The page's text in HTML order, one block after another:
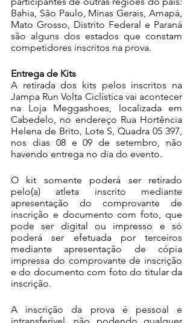
Bahia, São Paulo, Minas Gerais, Amapá,
Mato Grosso, Distrito Federal e Paraná
são alguns dos estados que constam
competidores inscritos na prova.
Entrega de Kits
A retirada dos kits pelos inscritos na
Jampa Run Volta Ciclística vai acontecer
na Loja Meggashoes, localizada em
Cabedelo, no endereço Rua Hortência
Helena de Brito, Lote S, Quadra 05 397,
nos dias 08 e 09 de setembro, não
havendo entrega no dia do evento.
O kit somente poderá ser retirado
pelo(a) atleta inscrito mediante
apresentação do comprovante de
inscrição e documento com foto, que
pode ser digital ou impresso e só
poderá ser efetuada por terceiros
mediante apresentação de cópia
impressa do comprovante de inscrição
e do documento com foto do titular da
inscrição.
A inscrição da prova é pessoal e